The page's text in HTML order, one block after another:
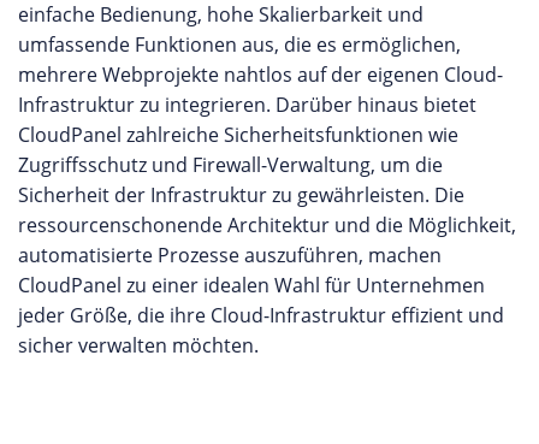
einfache Bedienung, hohe Skalierbarkeit und
umfassende Funktionen aus, die es ermöglichen,
mehrere Webprojekte nahtlos auf der eigenen Cloud-
Infrastruktur zu integrieren. Darüber hinaus bietet
CloudPanel zahlreiche Sicherheitsfunktionen wie
Zugriffsschutz und Firewall-Verwaltung, um die
Sicherheit der Infrastruktur zu gewährleisten. Die
ressourcenschonende Architektur und die Möglichkeit,
automatisierte Prozesse auszuführen, machen
CloudPanel zu einer idealen Wahl für Unternehmen
jeder Größe, die ihre Cloud-Infrastruktur effizient und
sicher verwalten möchten.